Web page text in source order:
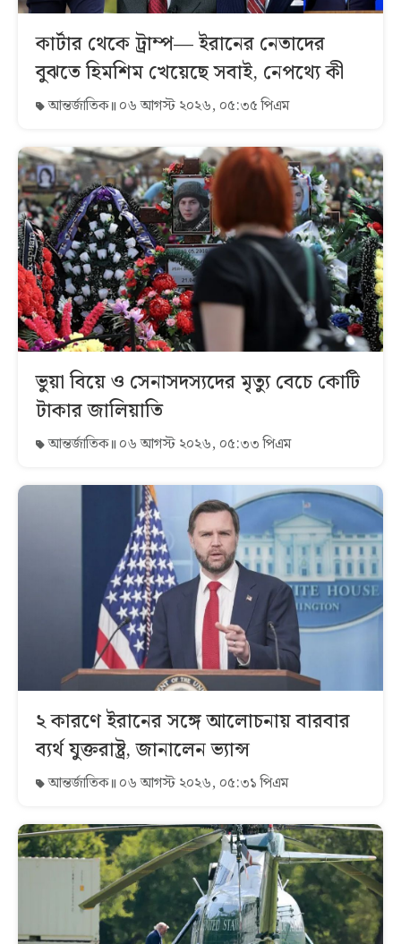
কার্টার থেকে ট্রাম্প— ইরানের নেতাদের
বুঝতে হিমশিম খেয়েছে সবাই, নেপথ্যে কী
আন্তর্জাতিক ০৬ আগস্ট ২০২৬, ০৫:৩৫ পিএম
ভুয়া বিয়ে ও সেনাসদস্যদের মৃত্যু বেচে কোটি
টাকার জালিয়াতি
আন্তর্জাতিক ০৬ আগস্ট ২০২৬, ০৫:৩৩ পিএম
২ কারণে ইরানের সঙ্গে আলোচনায় বারবার
ব্যর্থ যুক্তরাষ্ট্র, জানালেন ভ্যান্স
আন্তর্জাতিক ০৬ আগস্ট ২০২৬, ০৫:৩১ পিএম